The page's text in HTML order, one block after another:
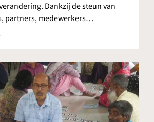
Dankzij de steun van
partners, medewerkers…